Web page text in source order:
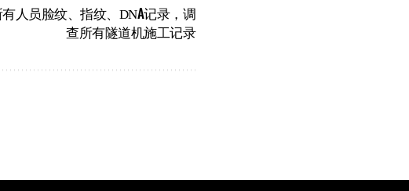
人员脸纹、指纹、DNA记录，调
查所有隧道机施工记录